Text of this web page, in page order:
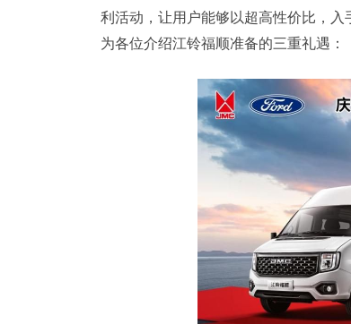
利活动，让用户能够以超高性价比，入
为各位介绍江铃福顺准备的三重礼遇：